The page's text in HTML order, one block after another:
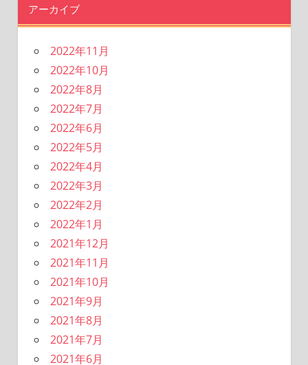
アーカイブ
2022年11月
2022年10月
2022年8月
2022年7月
2022年6月
2022年5月
2022年4月
2022年3月
2022年2月
2022年1月
2021年12月
2021年11月
2021年10月
2021年9月
2021年8月
2021年7月
2021年6月